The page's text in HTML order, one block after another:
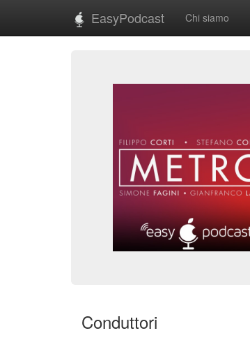
EasyPodcast Chi siamo
Conduttori